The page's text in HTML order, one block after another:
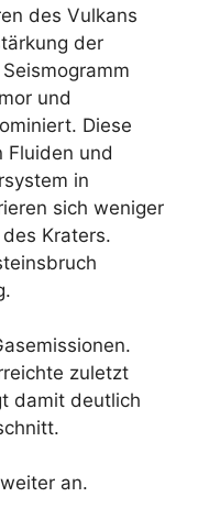
des Vulkans
der
und
Diese
Fluiden und
in
sich weniger
Kraters.
zuletzt
damit deutlich
an.